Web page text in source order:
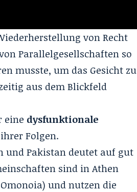
von Recht
Parallelgesellschaften so
musste, um das Gesicht zu
aus dem Blickfeld
eine dysfunktionale
Folgen.
und Pakistan deutet auf gut
sind in Athen
und nutzen die